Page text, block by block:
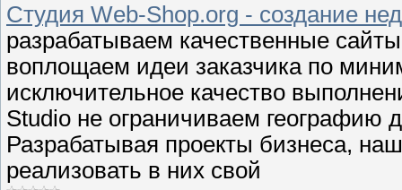
Студия Web-Shop.org - создание
разрабатываем качественные
воплощаем идеи заказчика по
исключительное качество
Studio не ограничиваем географию
Разрабатывая проекты бизнеса,
реализовать в них свой